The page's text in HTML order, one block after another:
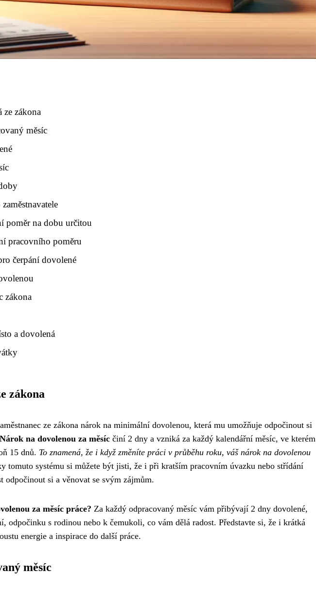
zákona
měsíc
poměr na dobu určitou
pracovního poměru
čerpání dovolené
zákona
a dovolená
zákona
ze zákona nárok na minimální dovolenou, která mu umožňuje odpočinout si
Nárok na dovolenou za měsíc činí 2 dny a vzniká za každý kalendářní měsíc, ve kterém
15 dnů. To znamená, že i když změníte práci v průběhu roku, váš nárok na dovolenou
tomuto systému si můžete být jisti, že i při kratším pracovním úvazku nebo střídání
odpočinout si a věnovat se svým zájmům.
za měsíc práce? Za každý odpracovaný měsíc vám přibývají 2 dny dovolené,
odpočinku s rodinou nebo k čemukoli, co vám dělá radost. Představte si, že i krátká
energie a inspirace do další práce.
měsíc